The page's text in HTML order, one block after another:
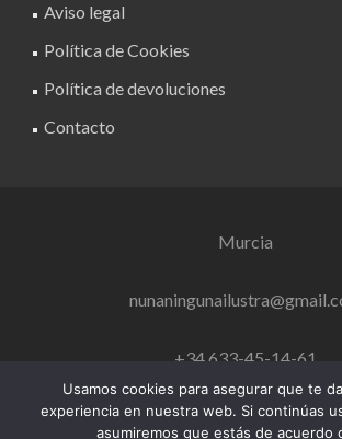
Aviso legal
Política de Cookies
Política de devoluciones
Contacto
Murcia
+34 633-45-14-61
Usamos cookies para asegurar que te
experiencia en nuestra web. Si continúas
asumiremos que estás de acuerdo